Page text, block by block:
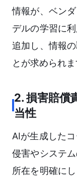
情報が、ベン
デルの学習に
追加し、情報
とが求められま
2. 損害賠償
当性
AIが生成した
侵害やシステ
所在を明確に